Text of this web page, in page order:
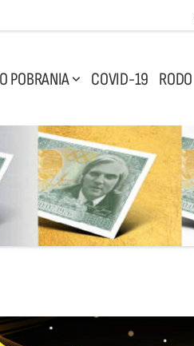
POBRANIA COVID-19 RODO